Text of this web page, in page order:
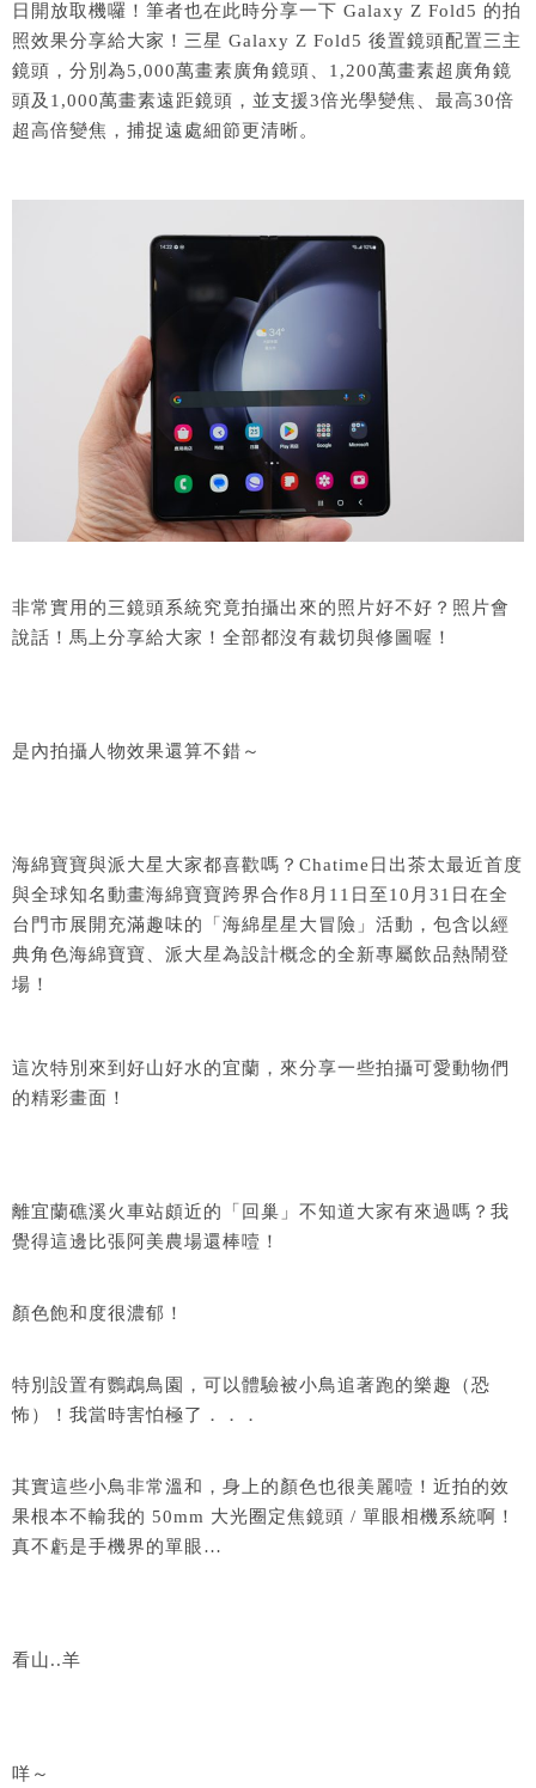
日開放取機囉！筆者也在此時分享一下 Galaxy Z Fold5 的拍
照效果分享給大家！三星 Galaxy Z Fold5 後置鏡頭配置三主
鏡頭，分別為5,000萬畫素廣角鏡頭、1,200萬畫素超廣角鏡
頭及1,000萬畫素遠距鏡頭，並支援3倍光學變焦、最高30倍
超高倍變焦，捕捉遠處細節更清晰。
非常實用的三鏡頭系統究竟拍攝出來的照片好不好？照片會
說話！馬上分享給大家！全部都沒有裁切與修圖喔！
是內拍攝人物效果還算不錯～
海綿寶寶與派大星大家都喜歡嗎？Chatime日出茶太最近首度
與全球知名動畫海綿寶寶跨界合作8月11日至10 月31日在全
台門市展開充滿趣味的「海綿星星大冒險」活動， 包含以經
典角色海綿寶寶、 派大星為設計概念的全新專屬飲品熱鬧登
場！
這次特別來到好山好水的宜蘭，來分享一些拍攝可愛動物們
的精彩畫面！
離宜蘭礁溪火車站頗近的「回巢」不知道大家有來過嗎？我
覺得這邊比張阿美農場還棒噎！
顏色飽和度很濃郁！
特別設置有鸚鵡鳥園，可以體驗被小鳥追著跑的樂趣（恐
怖）！我當時害怕極了．．．
其實這些小鳥非常溫和，身上的顏色也很美麗噎！近拍的效
果根本不輸我的 50mm 大光圈定焦鏡頭 / 單眼相機系統啊！
真不虧是手機界的單眼…
看山..羊
咩～